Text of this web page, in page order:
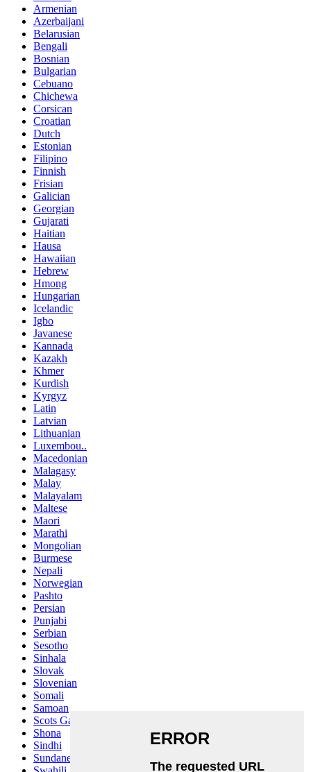
Armenian
Azerbaijani
Belarusian
Bengali
Bosnian
Bulgarian
Cebuano
Chichewa
Corsican
Croatian
Dutch
Estonian
Filipino
Finnish
Frisian
Galician
Georgian
Gujarati
Haitian
Hausa
Hawaiian
Hebrew
Hmong
Hungarian
Icelandic
Igbo
Javanese
Kannada
Kazakh
Khmer
Kurdish
Kyrgyz
Latin
Latvian
Lithuanian
Luxembou..
Macedonian
Malagasy
Malay
Malayalam
Maltese
Maori
Marathi
Mongolian
Burmese
Nepali
Norwegian
Pashto
Persian
Punjabi
Serbian
Sesotho
Sinhala
Slovak
Slovenian
Somali
Samoan
Scots Gaelic
Shona
Sindhi
Sundanese